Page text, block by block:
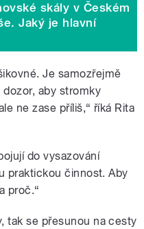
skály v Českém
Jaký je hlavní
Je samozřejmě
aby stromky
ne zase příliš,“ říká Rita
do vysazování
praktickou činnost. Aby
proč.“
tak se přesunou na cesty